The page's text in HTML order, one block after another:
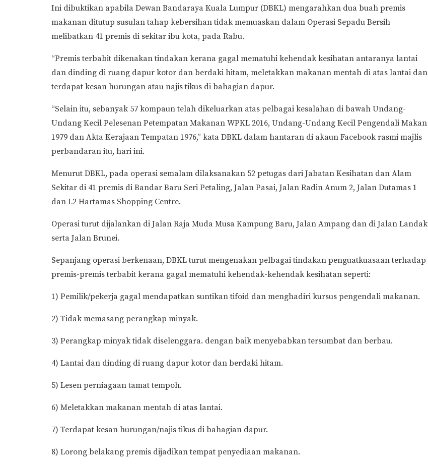
Ini dibuktikan apabila Dewan Bandaraya Kuala Lumpur (DBKL) mengarahkan dua buah premis
makanan ditutup susulan tahap kebersihan tidak memuaskan dalam Operasi Sepadu Bersih
melibatkan 41 premis di sekitar ibu kota, pada Rabu.
“Premis terbabit dikenakan tindakan kerana gagal mematuhi kehendak kesihatan antaranya lantai
dan dinding di ruang dapur kotor dan berdaki hitam, meletakkan makanan mentah di atas lantai dan
terdapat kesan hurungan atau najis tikus di bahagian dapur.
“Selain itu, sebanyak 57 kompaun telah dikeluarkan atas pelbagai kesalahan di bawah Undang-
Undang Kecil Pelesenan Petempatan Makanan WPKL 2016, Undang-Undang Kecil Pengendali Makan
1979 dan Akta Kerajaan Tempatan 1976,” kata DBKL dalam hantaran di akaun Facebook rasmi majlis
perbandaran itu, hari ini.
Menurut DBKL, pada operasi semalam dilaksanakan 52 petugas dari Jabatan Kesihatan dan Alam
Sekitar di 41 premis di Bandar Baru Seri Petaling, Jalan Pasai, Jalan Radin Anum 2, Jalan Dutamas 1
dan L2 Hartamas Shopping Centre.
Operasi turut dijalankan di Jalan Raja Muda Musa Kampung Baru, Jalan Ampang dan di Jalan Landak
serta Jalan Brunei.
Sepanjang operasi berkenaan, DBKL turut mengenakan pelbagai tindakan penguatkuasaan terhadap
premis-premis terbabit kerana gagal mematuhi kehendak-kehendak kesihatan seperti:
1) Pemilik/pekerja gagal mendapatkan suntikan tifoid dan menghadiri kursus pengendali makanan.
2) Tidak memasang perangkap minyak.
3) Perangkap minyak tidak diselenggara. dengan baik menyebabkan tersumbat dan berbau.
4) Lantai dan dinding di ruang dapur kotor dan berdaki hitam.
5) Lesen perniagaan tamat tempoh.
6) Meletakkan makanan mentah di atas lantai.
7) Terdapat kesan hurungan/najis tikus di bahagian dapur.
8) Lorong belakang premis dijadikan tempat penyediaan makanan.